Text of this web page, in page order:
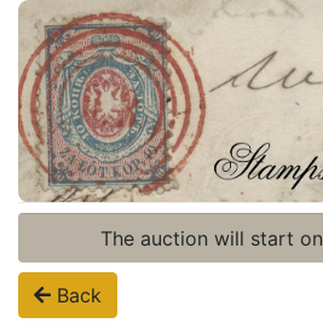
Register
Login
The auction will start on
Back